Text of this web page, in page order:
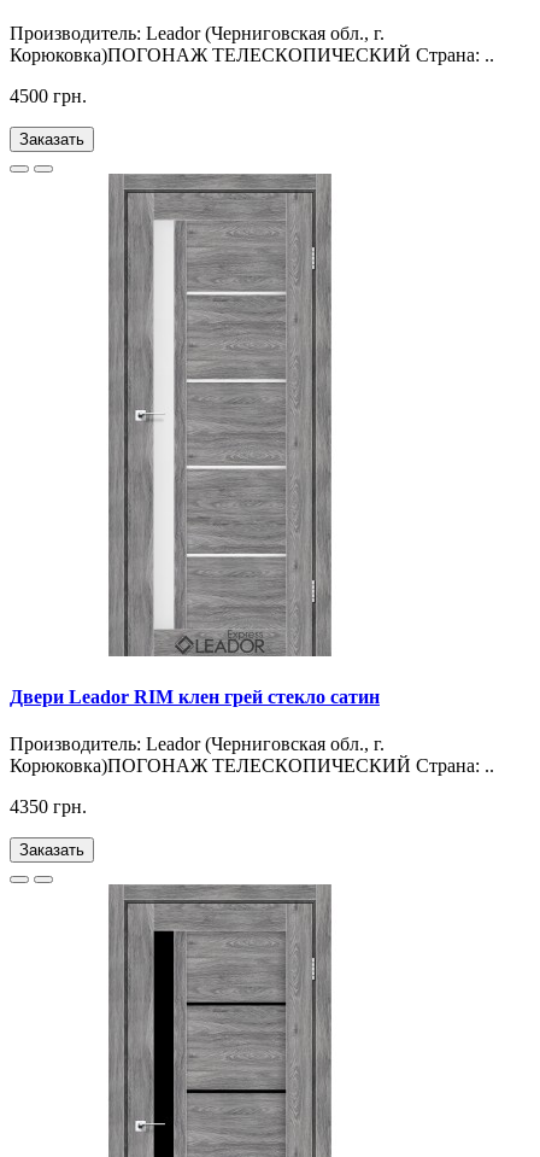
Производитель: Leador (Черниговская обл., г.
Корюковка)ПОГОНАЖ ТЕЛЕСКОПИЧЕСКИЙ Страна: ..
4500 грн.
Заказать
Двери Leador RIM клен грей стекло сатин
Производитель: Leador (Черниговская обл., г.
Корюковка)ПОГОНАЖ ТЕЛЕСКОПИЧЕСКИЙ Страна: ..
4350 грн.
Заказать